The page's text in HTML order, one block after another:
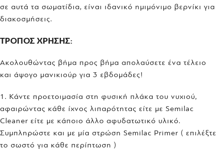
σε αυτά τα σωματίδια, είναι ιδανικό ημιμόνιμο βερνίκι για
διακοσμήσεις.
ΤΡΟΠΟΣ ΧΡΗΣΗΣ:
Ακολουθώντας βήμα προς βήμα απολαύσετε ένα τέλειο
και άψογο μανικιούρ για 3 εβδομάδες!
1. Κάντε προετοιμασία στη φυσική πλάκα του νυχιού,
αφαιρώντας κάθε ίχνος λιπαρότητας είτε με Semilac
Cleaner είτε με κάποιο άλλο αφυδατωτικό υλικό.
Συμπληρώστε και με μία στρώση Semilac Primer ( επιλέξτε
το σωστό για κάθε περίπτωση )